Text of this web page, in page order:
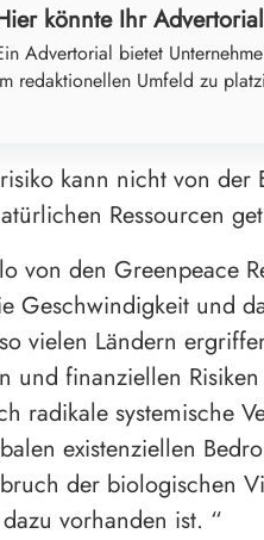
könnte Ihr
Advertorial bietet
redaktionellen Umfeld zu
kann nicht von
Ressourcen
von den Greenpeace
Geschwindigkeit und
vielen Ländern
und finanziellen
radikale systemische
existenziellen
der biologischen
vorhanden ist. “